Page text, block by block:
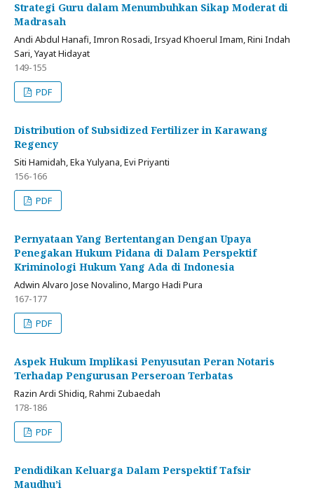
Strategi Guru dalam Menumbuhkan Sikap Moderat di
Madrasah
Andi Abdul Hanafi, Imron Rosadi, Irsyad Khoerul Imam, Rini Indah
Sari, Yayat Hidayat
149-155
PDF
Distribution of Subsidized Fertilizer in Karawang
Regency
Siti Hamidah, Eka Yulyana, Evi Priyanti
156-166
PDF
Pernyataan Yang Bertentangan Dengan Upaya
Penegakan Hukum Pidana di Dalam Perspektif
Kriminologi Hukum Yang Ada di Indonesia
Adwin Alvaro Jose Novalino, Margo Hadi Pura
167-177
PDF
Aspek Hukum Implikasi Penyusutan Peran Notaris
Terhadap Pengurusan Perseroan Terbatas
Razin Ardi Shidiq, Rahmi Zubaedah
178-186
PDF
Pendidikan Keluarga Dalam Perspektif Tafsir
Maudhu’i